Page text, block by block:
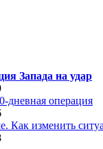
Запада на удар
дневная операция
Как изменить